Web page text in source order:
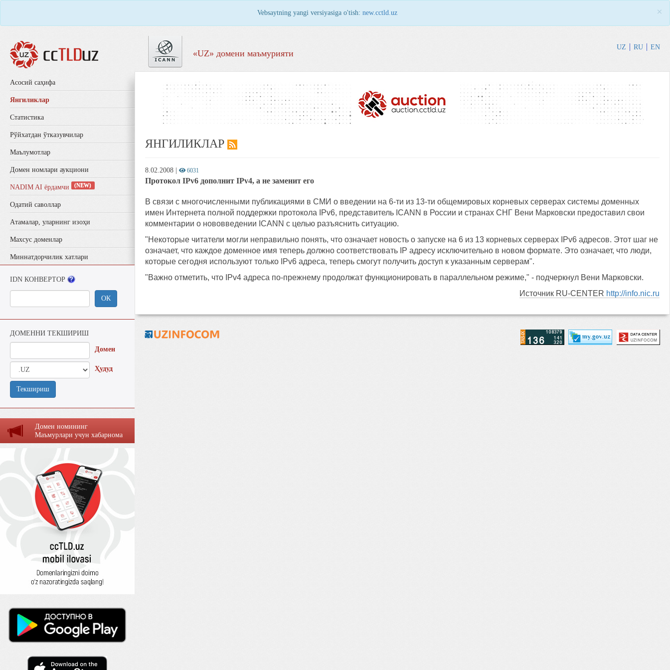
Vebsaytning yangi versiyasiga o'tish: new.cctld.uz ×
«UZ» домени маъмурияти
UZ RU EN
Aсосий саҳифа
Янгиликлар
Статистика
Рўйхатдан ўтказувчилар
Маълумотлар
Домен номлари аукциони
NADIM AI ёрдамчи (NEW)
Одатий саволлар
Aтамалар, уларнинг изоҳи
Махсус доменлар
Миннатдорчилик хатлари
IDN КОНВЕРТОР
ОК
ДОМЕННИ ТЕКШИРИШ
Домен
Ҳудуд
Текшириш
Домен номининг
Маъмурлaри учун хaбaрномa
ЯНГИЛИКЛАР
8.02.2008 6031
Протокол IPv6 дополнит IPv4, а не заменит его
В связи с многочисленными публикациями в СМИ о введении на 6-ти из 13-ти общемировых корневых серверах системы доменных
имен Интернета полной поддержки протокола IPv6, представитель ICANN в России и странах СНГ Вени Марковски предоставил свои
комментарии о нововведении ICANN с целью разъяснить ситуацию.
"Некоторые читатели могли неправильно понять, что означает новость о запуске на 6 из 13 корневых серверах IPv6 адресов. Этот шаг не
означает, что каждое доменное имя теперь должно соответствовать IP адресу исключительно в новом формате. Это означает, что люди,
которые сегодня используют только IPv6 адреса, теперь смогут получить доступ к указанным серверам".
"Важно отметить, что IPv4 адреса по-прежнему продолжат функционировать в параллельном режиме," - подчеркнул Вени Марковски.
Источник RU-CENTER http://info.nic.ru